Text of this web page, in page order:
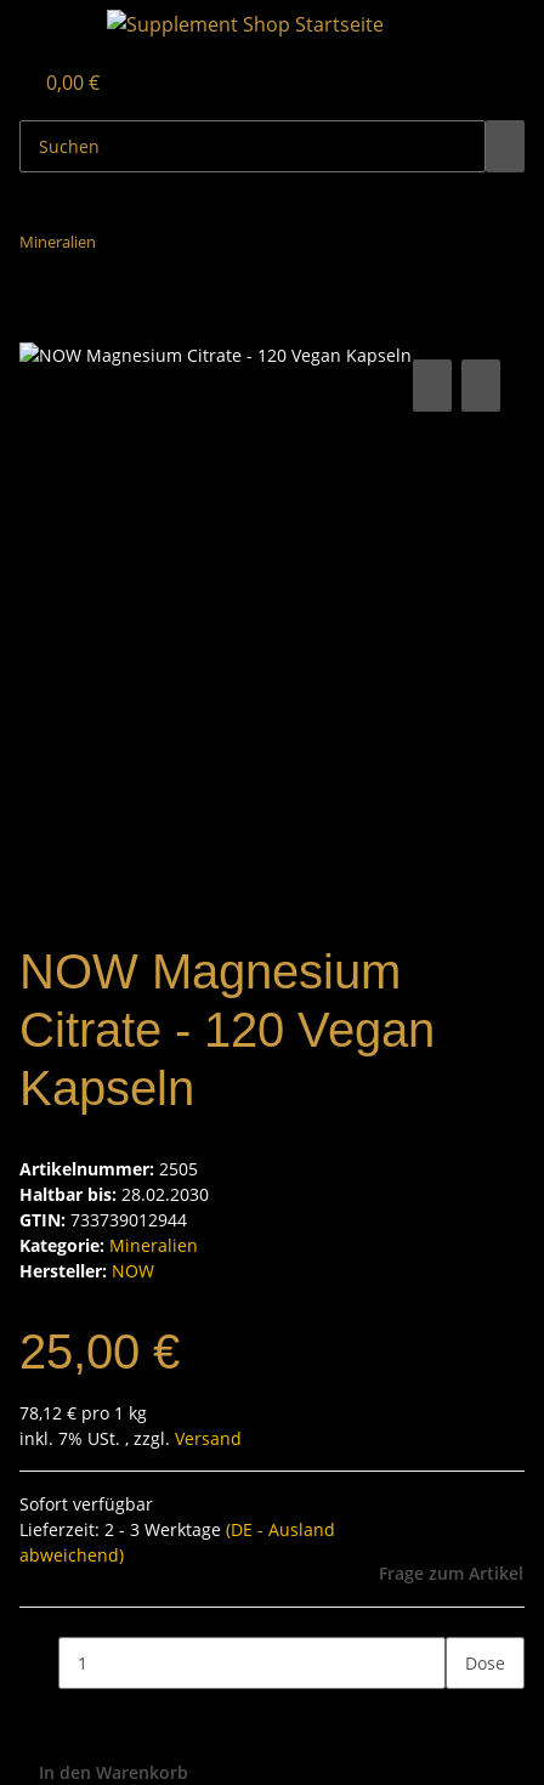
0,00 €
Mineralien
NOW Magnesium
Citrate - 120 Vegan
Kapseln
Artikelnummer: 2505
Haltbar bis: 28.02.2030
GTIN: 733739012944
Kategorie: Mineralien
Hersteller: NOW
25,00 €
78,12 € pro 1 kg
inkl. 7% USt. , zzgl. Versand
Sofort verfügbar
Lieferzeit: 2 - 3 Werktage (DE - Ausland
abweichend)
Frage zum Artikel
Dose
In den Warenkorb